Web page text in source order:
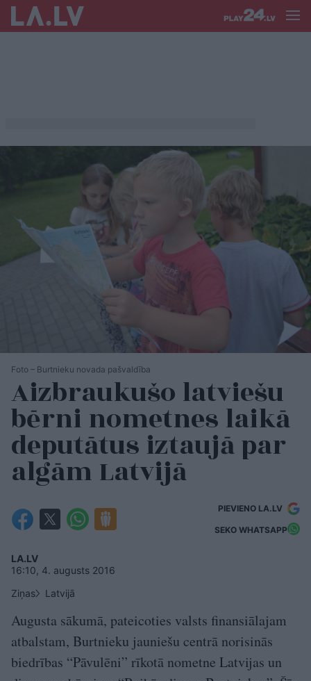
Foto – Burtnieku novada pašvaldība
Aizbraukušo latviešu
bērni nometnes laikā
deputātus iztaujā par
algām Latvijā
PIEVIENO LA.LV
SEKO WHATSAPP
LA.LV
16:10, 4. augusts 2016
Ziņas
Latvijā
Augusta sākumā, pateicoties valsts finansiālajam
atbalstam, Burtnieku jauniešu centrā norisinās
biedrības “Pāvulēni” rīkotā nometne Latvijas un